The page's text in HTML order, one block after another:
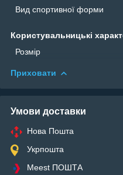
Вид спортивної форми
Користувальницькі
Розмір
Приховати
Умови доставки
Нова Пошта
Укрпошта
Meest ПОШТА